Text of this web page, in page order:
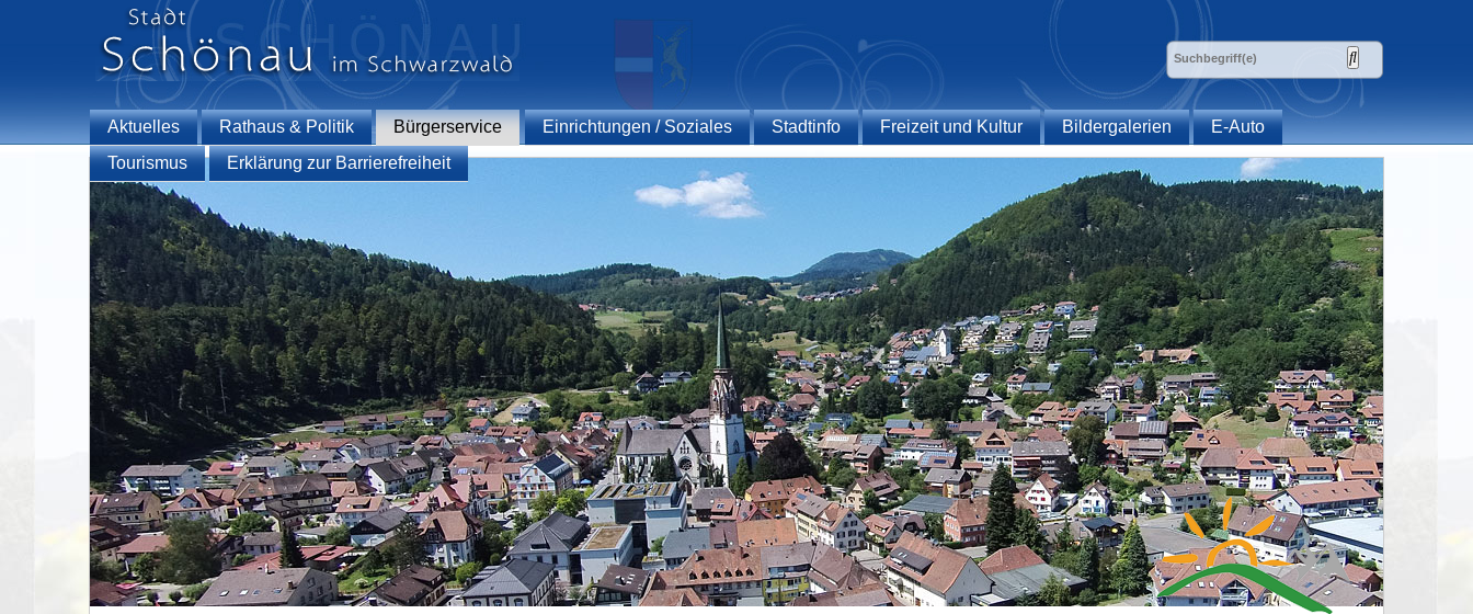
Aktuelles Rathaus & Politik Bürgerservice Einrichtungen / Soziales Stadtinfo Freizeit und Kultur Bildergalerien
E-Auto
Tourismus
Erklärung zur Barrierefreiheit